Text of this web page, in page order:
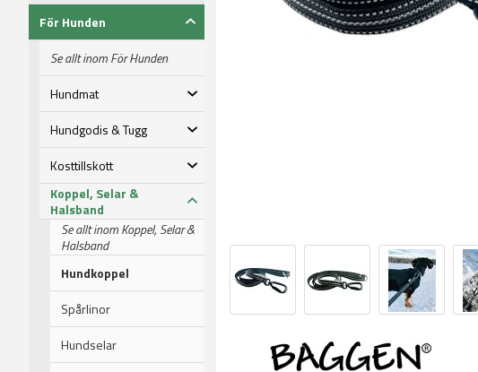
För Hunden
Se allt inom För Hunden
Hundmat
Hundgodis & Tugg
Kosttillskott
Koppel, Selar &
Halsband
Se allt inom Koppel, Selar &
Halsband
Hundkoppel
Spårlinor
Hundselar